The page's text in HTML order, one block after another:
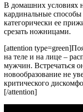
В домашних условиях
кардинальные
категорически ее
срезать ножницами.
[attention
на теле и на лице –
мужчин. Встречаться
новообразование не
критического
[/attention]